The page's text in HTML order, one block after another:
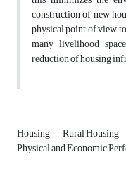
construction of new
physical point of view
many livelihood
reduction of housing
Housing Rural Housing
Physical and Economic